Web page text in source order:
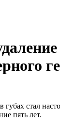
стал
пять лет.